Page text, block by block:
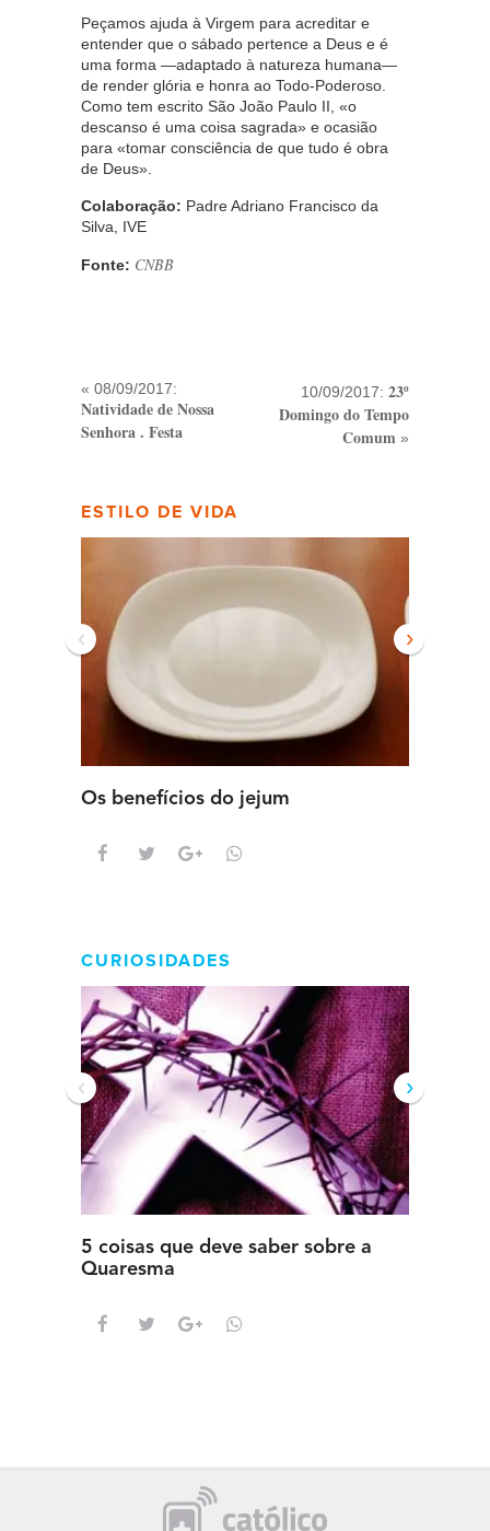
Peçamos ajuda à Virgem para acreditar e
entender que o sábado pertence a Deus e é
uma forma —adaptado à natureza humana—
de render glória e honra ao Todo-Poderoso.
Como tem escrito São João Paulo II, «o
descanso é uma coisa sagrada» e ocasião
para «tomar consciência de que tudo é obra
de Deus».
Colaboração: Padre Adriano Francisco da
Silva, IVE
Fonte: CNBB
« 08/09/2017:
Natividade de Nossa
Senhora . Festa
10/09/2017: 23º
Domingo do Tempo
Comum »
ESTILO DE VIDA
Os benefícios do jejum
‹ ›
CURIOSIDADES
5 coisas que deve saber sobre a
Quaresma
‹ ›